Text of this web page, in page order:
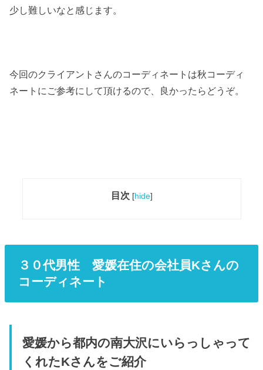
少し難しいなと感じます。
今回のクライアントさんのコーディネートは秋コーディ
ネートにご参考にして頂けるので、良かったらどうぞ。
目次 [hide]
３０代男性 愛媛在住の会社員Kさんの
コーディネート
愛媛から都内の南大沢にいらっしゃって
くれたKさんをご紹介